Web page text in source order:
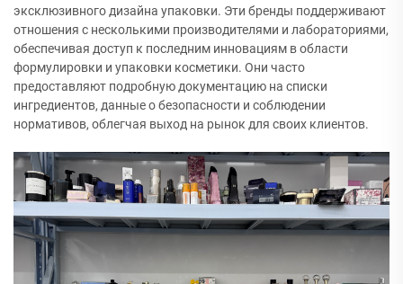
эксклюзивного дизайна упаковки. Эти бренды поддерживают
отношения с несколькими производителями и лабораториями,
обеспечивая доступ к последним инновациям в области
формулировки и упаковки косметики. Они часто
предоставляют подробную документацию на списки
ингредиентов, данные о безопасности и соблюдении
нормативов, облегчая выход на рынок для своих клиентов.